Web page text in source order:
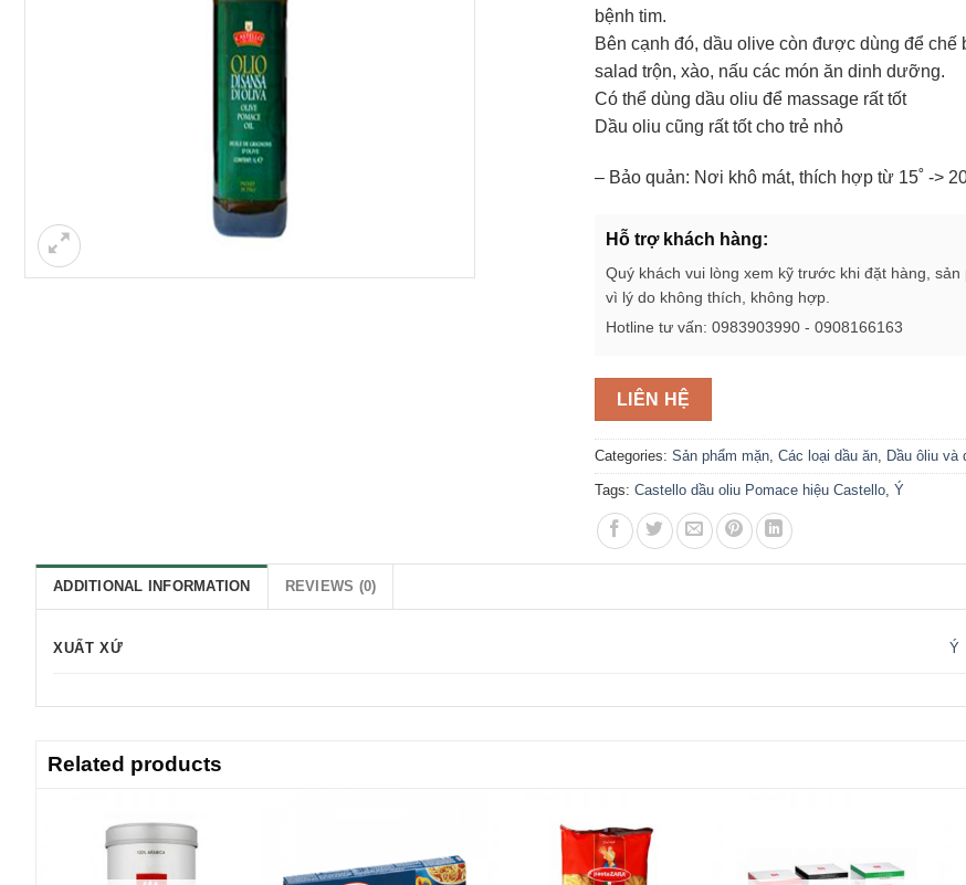
bệnh tim.
Bên cạnh đó, dầu olive còn được dùng để chế
salad trộn, xào, nấu các món ăn dinh dưỡng.
Có thể dùng dầu oliu để massage rất tốt
Dầu oliu cũng rất tốt cho trẻ nhỏ
– Bảo quản: Nơi khô mát, thích hợp từ 15˚ ->
Hỗ trợ khách hàng:
Quý khách vui lòng xem kỹ trước khi đặt hàng,
vì lý do không thích, không hợp.
Hotline tư vấn: 0983903990 - 0908166163
LIÊN HỆ
Categories: Sản phẩm mặn Các loại dầu ăn Dầu ôliu và
Tags: Castello dầu oliu Pomace hiệu Castello Ý
ADDITIONAL INFORMATION REVIEWS (0)
XUẤT XỨ Ý
Related products